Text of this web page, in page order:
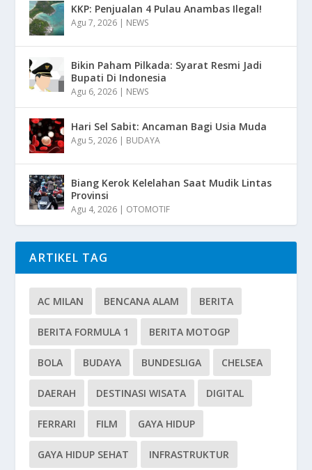
KKP: Penjualan 4 Pulau Anambas Ilegal!
Agu 7, 2026 | NEWS
Bikin Paham Pilkada: Syarat Resmi Jadi
Bupati Di Indonesia
Agu 6, 2026 | NEWS
Hari Sel Sabit: Ancaman Bagi Usia Muda
Agu 5, 2026 | BUDAYA
Biang Kerok Kelelahan Saat Mudik Lintas
Provinsi
Agu 4, 2026 | OTOMOTIF
ARTIKEL TAG
AC MILAN BENCANA ALAM BERITA
BERITA FORMULA 1 BERITA MOTOGP
BOLA BUDAYA BUNDESLIGA CHELSEA
DAERAH DESTINASI WISATA DIGITAL
FERRARI FILM GAYA HIDUP
GAYA HIDUP SEHAT INFRASTRUKTUR